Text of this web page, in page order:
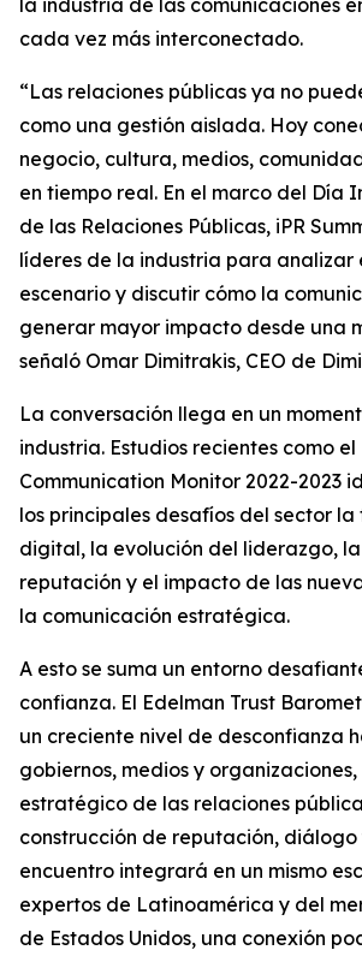
la industria de las comunicaciones
cada vez más interconectado.
“Las relaciones públicas ya no
como una gestión aislada. Hoy
negocio, cultura, medios,
en tiempo real. En el marco del Día
de las Relaciones Públicas, iPR
líderes de la industria para analizar
escenario y discutir cómo la
generar mayor impacto desde una
señaló Omar Dimitrakis, CEO de
La conversación llega en un
industria. Estudios recientes como
Communication Monitor 2022-2023
los principales desafíos del sector
digital, la evolución del liderazgo,
reputación y el impacto de las
la comunicación estratégica.
A esto se suma un entorno
confianza. El Edelman Trust
un creciente nivel de desconfianza
gobiernos, medios y
estratégico de las relaciones
construcción de reputación,
encuentro integrará en un mismo
expertos de Latinoamérica y del
de Estados Unidos, una conexión